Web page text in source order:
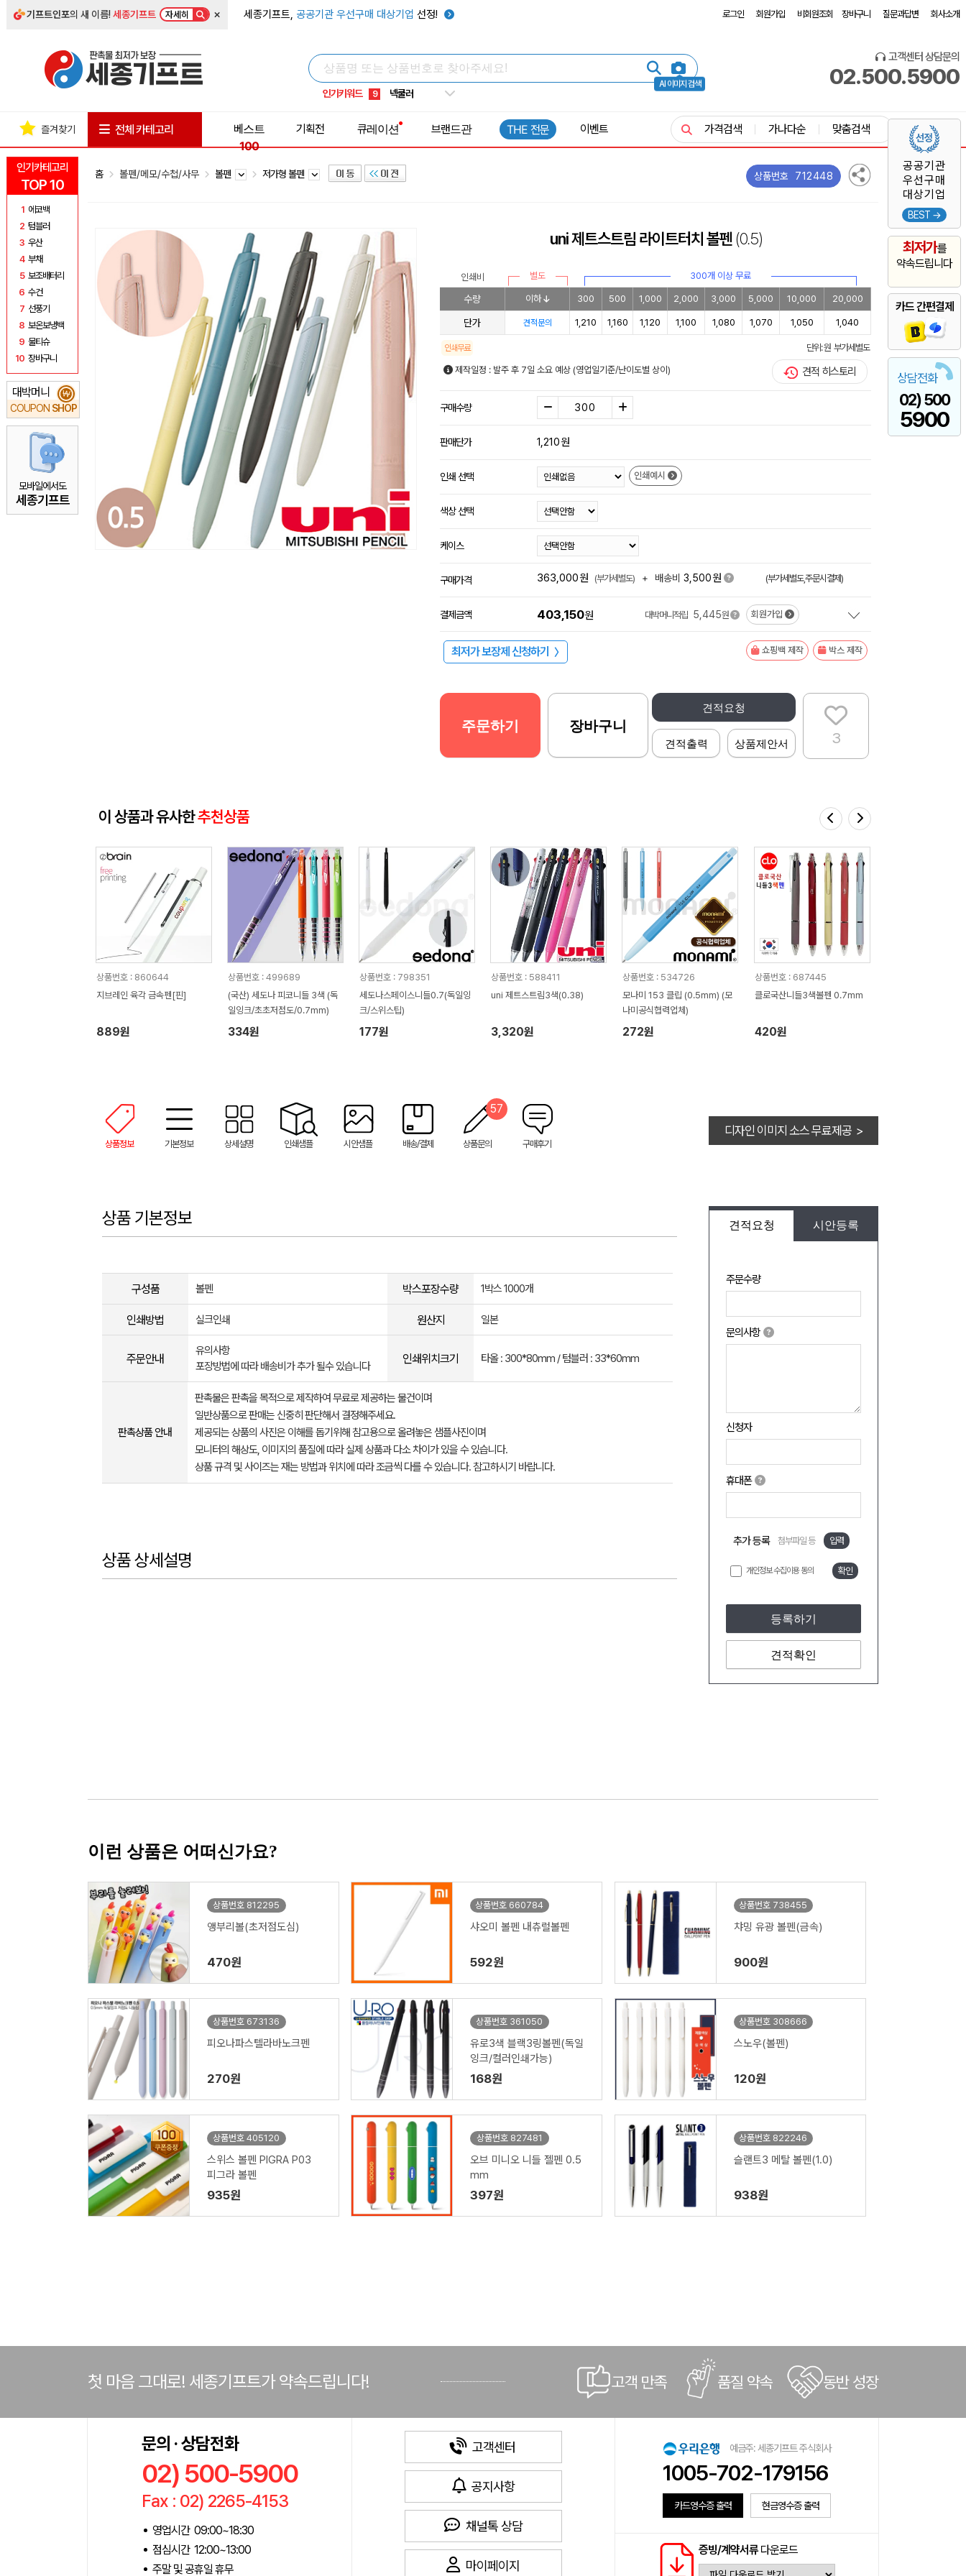
기프트인포의 새 이름!세종기프트 자세히 × 세종기프트, 공공기관 우선구매 대상기업 선정! 로그인 회원가입 비회원조회 장바구니 질문과답변 회사소개
AI 이미지 검색
인기키워드
5 키캡
8 쿨토시
9 넥쿨러
1 선풍기
고객센터 상담문의
02.500.5900
인기카테고리
TOP 10
1 에코백
2 텀블러
3 우산
4 부채
5 보조배터리
6 수건
7 선풍기
8 보온보냉백
9 물티슈
10 장바구니
대박머니
COUPON SHOP
₩
모바일에서도
세종기프트
공공기관
우선구매
대상기업
BEST →
최저가를
약속드립니다
카드 간편결제
상담전화
02) 500
5900
즐겨찾기 전체 카테고리
베스트
100
기획전 큐레이션 브랜드관 THE 전문 이벤트 가격검색 가나다순 맞춤검색
홈 볼펜/메모/수첩/사무 볼펜 저가형 볼펜 상품번호 712448
uni 제트스트림 라이트터치 볼펜 (0.5)
인쇄비 별도 300개 이상 무료
수량 이하 300 500 1,000 2,000 3,000 5,000 10,000 20,000
단가 견적문의 1,210 1,160 1,120 1,100 1,080 1,070 1,050 1,040
인쇄무료 단위: 원 부가세별도
제작일정 : 발주 후 7일 소요 예상 (영업일기준/난이도별 상이) 견적 히스토리
구매수량
판매단가 1,210원
인쇄 선택 인쇄예시
색상 선택
케이스
구매가격 363,000원 (부가세별도) + 배송비 3,500원 (부가세별도,주문시결제)
결제금액 403,150원 대박머니적립 5,445원 회원가입
최저가 보장제 신청하기 〉 쇼핑백 제작 박스 제작
3
견적요청
견적출력 상품제안서
주문하기 장바구니
이 상품과 유사한추천상품
상품번호 : 860644
지브레인 육각 금속펜[핀]
889원
상품번호 : 499689
(국산) 세도나 피코니들 3색 (독
일잉크/초초저점도/0.7mm)
334원
상품번호 : 798351
세도나스페이스니들0.7(독일잉
크/스위스팁)
177원
상품번호 : 588411
uni 제트스트림3색(0.38)
3,320원
상품번호 : 534726
모나미 153 클립 (0.5mm) (모
나미공식협력업체)
272원
상품번호 : 687445
클로국산니들3색볼펜 0.7mm
420원
상품정보 기본정보 상세설명 인쇄샘플 시안샘플 배송/결제 상품문의
57
구매후기
디자인 이미지 소스 무료제공 >
견적요청 시안등록
주문수량
문의사항
신청자
휴대폰
추가 등록 첨부파일 등 입력
개인정보 수집이용 동의 확인
등록하기
견적확인
상품 기본정보
구성품 볼펜 박스포장수량 1박스 1000개
인쇄방법 실크인쇄 원산지 일본
주문안내
유의사항
포장방법에 따라 배송비가 추가 될수 있습니다
인쇄위치크기 타올 : 300*80mm / 텀블러 : 33*60mm
판촉상품 안내
판촉물은 판촉을 목적으로 제작하여 무료로 제공하는 물건이며
일반상품으로 판매는 신중히 판단해서 결정해주세요.
제공되는 상품의 사진은 이해를 돕기위해 참고용으로 올려놓은 샘플사진이며
모니터의 해상도, 이미지의 품질에 따라 실제 상품과 다소 차이가 있을 수 있습니다.
상품 규격 및 사이즈는 재는 방법과 위치에 따라 조금씩 다를 수 있습니다. 참고하시기 바랍니다.
상품 상세설명
이런 상품은 어떠신가요?
상품번호 812295
앵부리볼(초저점도심)
470원
상품번호 660784
샤오미 볼펜 내츄럴볼펜
592원
상품번호 738455
챠밍 유광 볼펜(금속)
900원
상품번호 673136
피오나파스텔라바노크펜
270원
상품번호 361050
유로3색 블랙3링볼펜(독일
잉크/컬러인쇄가능)
168원
상품번호 308666
스노우(볼펜)
120원
상품번호 405120
스위스 볼펜 PIGRA P03
피그라 볼펜
935원
상품번호 827481
오브 미니오 니들 젤펜 0.5
mm
397원
상품번호 822246
슬랜트3 메탈 볼펜(1.0)
938원
첫 마음 그대로! 세종기프트가 약속드립니다! 고객 만족 품질 약속 동반 성장
문의 · 상담전화
02) 500-5900
Fax : 02) 2265-4153
영업시간 09:00~18:30
점심시간 12:00~13:00
주말 및 공휴일 휴무
고객센터
공지사항
채널톡 상담
마이페이지
예금주: 세종기프트 주식회사
1005-702-179156
카드영수증 출력 현금영수증 출력
증빙/계약서류다운로드